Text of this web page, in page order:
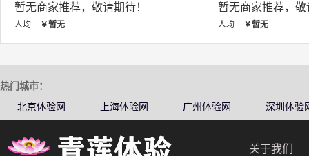
家推荐，敬请期待！
￥暂无
暂无商家推荐，敬请期待
￥暂无
热门城市：
北京体验网
上海体验网 广州体验网 深圳体验
关于我们